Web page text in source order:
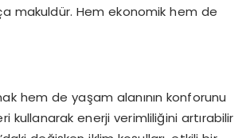
makuldür. Hem ekonomik hem de
hem de yaşam alanının konforunu
kullanarak enerji verimliliğini artırabilir